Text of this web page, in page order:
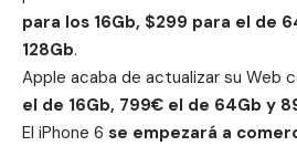
para los 16Gb, $299 para el de
128Gb.
Apple acaba de actualizar su Web
el de 16Gb, 799€ el de 64Gb y
El iPhone 6 se empezará a